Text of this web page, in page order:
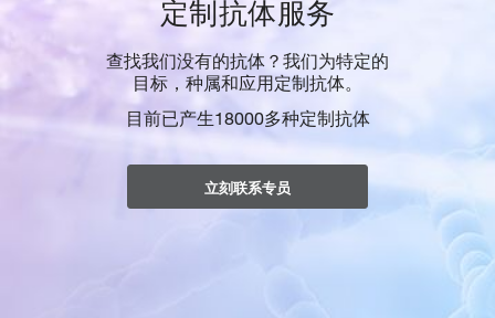
定制抗体服务
查找我们没有的抗体？我们为特定的
目标，种属和应用定制抗体。
目前已产生18000多种定制抗体
立刻联系专员